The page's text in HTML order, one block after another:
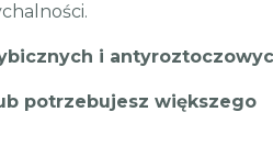
i
potrzebujesz większego